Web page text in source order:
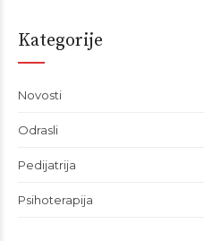
Kategorije
Novosti
Odrasli
Pedijatrija
Psihoterapija